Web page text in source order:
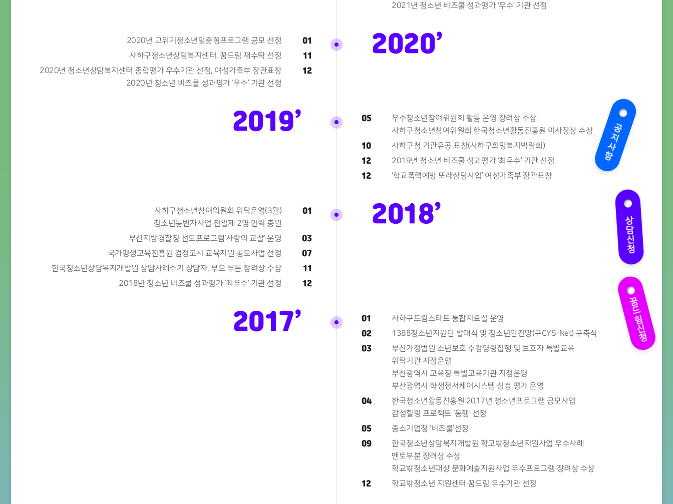
공지사항
상담신청
꿈드림신청
2021년 청소년 비즈쿨 성과평가 ‘우수’ 기관 선정
2020’
01
2020년 고위기청소년맞춤형프로그램 공모 선정
11
사하구청소년상담복지센터, 꿈드림 재수탁 선정
12
2020년 청소년상담복지센터 종합평가 우수기관 선정, 여성가족부 장관표창
2020년 청소년 비즈쿨 성과평가 ‘우수’ 기관 선정
2019’ 05
우수청소년참여위원회 활동 운영 장려상 수상
사하구청소년참여위원회 한국청소년활동진흥원 이사장상 수상
10 사하구청 기관유공 표창(사하구희망복지박람회)
12 2019년 청소년 비즈쿨 성과평가 ‘최우수’ 기관 선정
12 ‘학교폭력예방 또래상당사업’ 여성가족부 장관표창
2018’
01
사하구청소년참여워원회 위탁운영(3월)
청소년동반자사업 전일제 2명 인력 충원
03
부산지방경찰청 선도프로그램‘사랑의 교살’ 운영
07
국가평생교육진흥원 검정고시 교육지원 공모사업 선정
11
한국청소년상담복지개발원 상담사례수기 상담자, 부모 부문 장려상 수상
12
2018년 청소년 비즈쿨 성과평가 ‘최우수’ 기관 선정
2017’ 01 사하구드림스타트 통합치료실 운영
02 1388청소년지원단 발대식 및 청소년안전망(구CYS-Net) 구축식
03
부산가정법원 소년보호 수강명령집행 및 보호자 특별교육
위탁기관 지정운영
부산광역시 교육청 특별교육기관 지정운영
부산광역시 학생정서케어시스템 심층 평가 운영
04
한국청소년활동진흥원 2017년 청소년프로그램 공모사업
감성힐링 프로젝트 ‘동행’ 선정
05 중소기업청 ‘비즈쿨’선정
09
한국청소년상담복지개발원 학교밖청소년지원사업 우수사례
멘토부분 장려상 수상
학교밖청소년대상 문화예술지원사업 우수프로그램 장려상 수상
12 학교밖청소년 지원센터 꿈드림 우수기관 선정